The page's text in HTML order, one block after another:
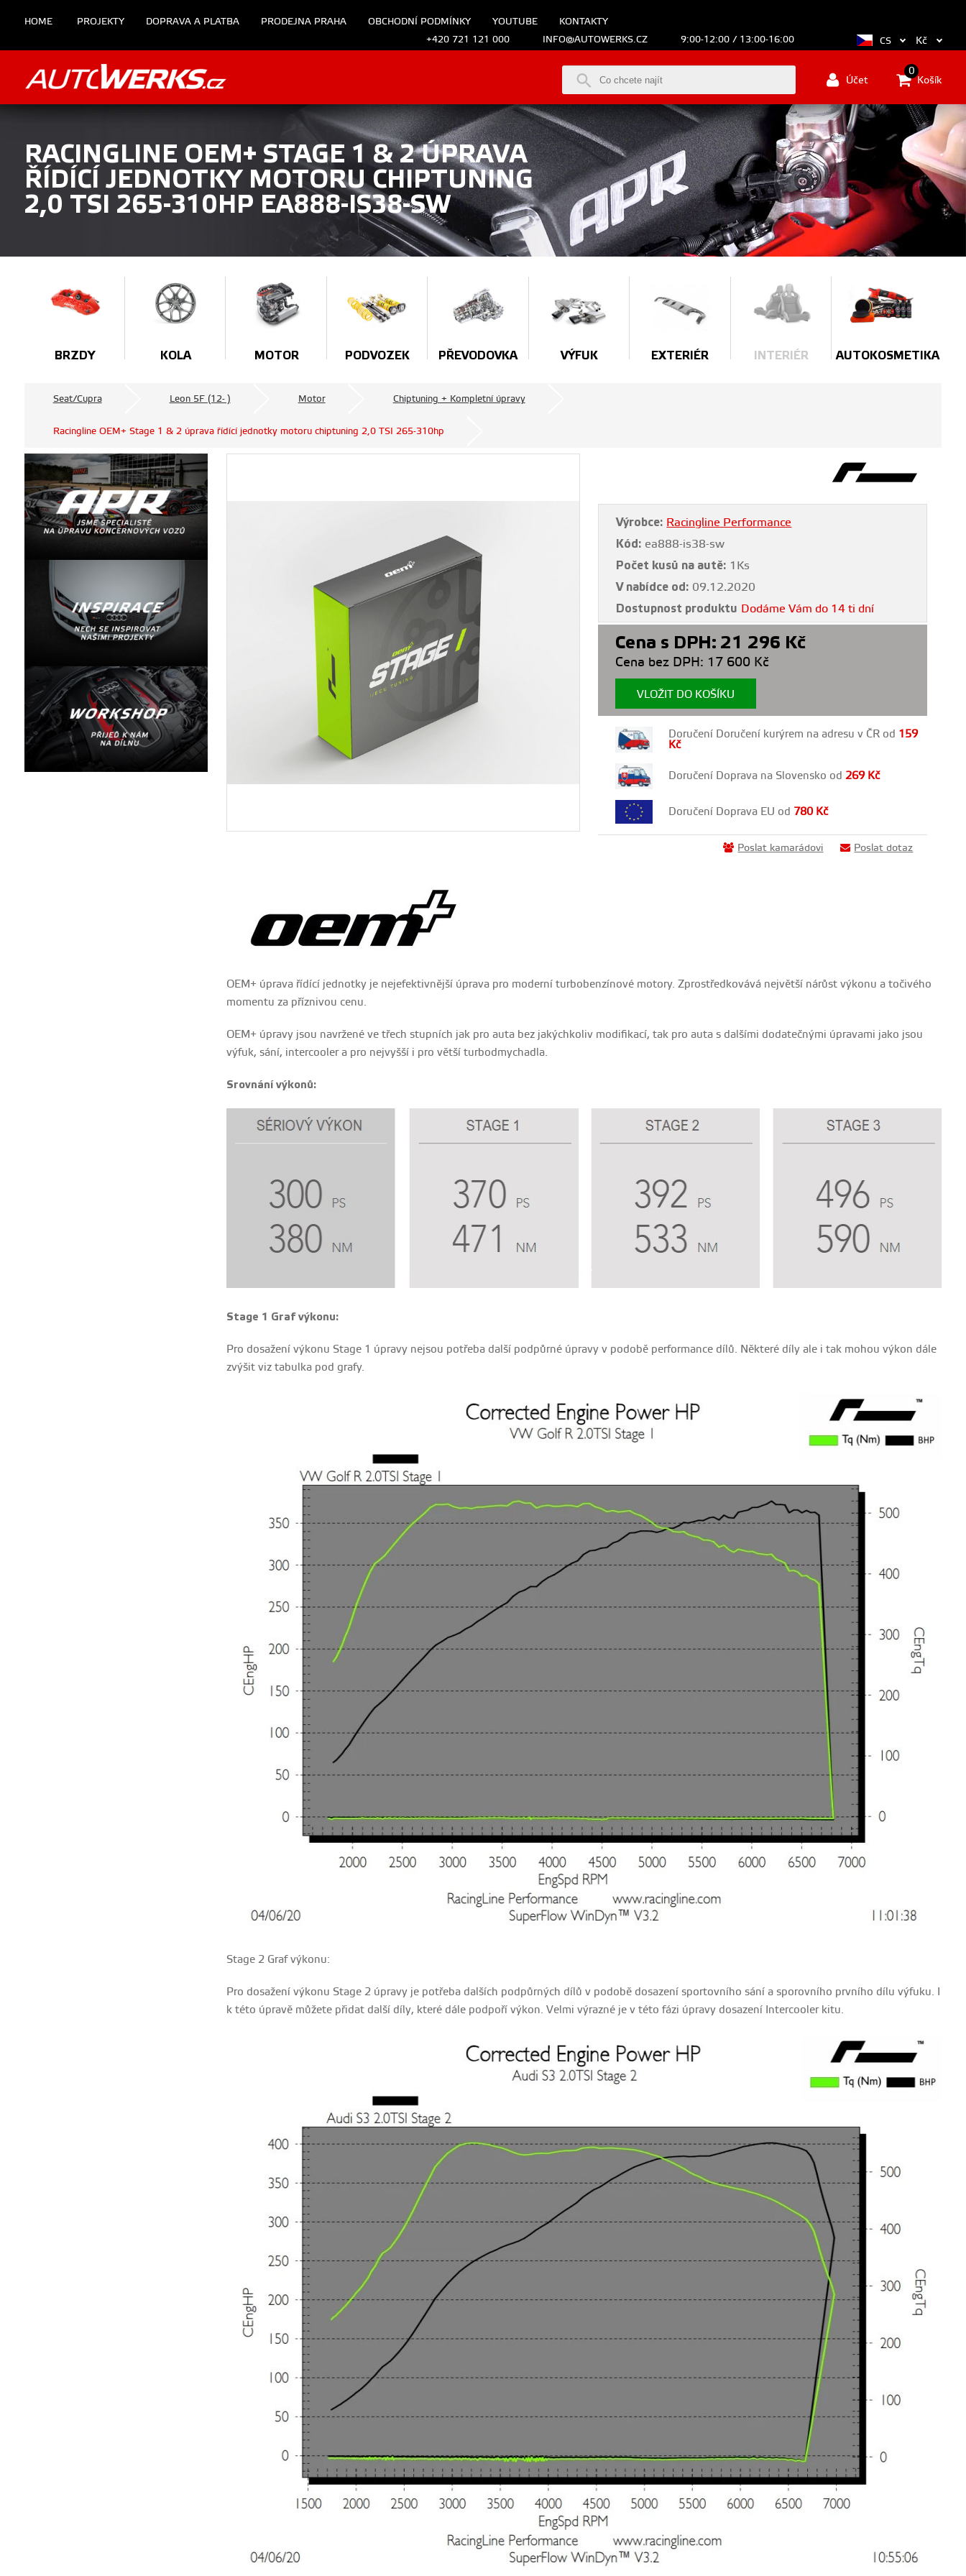
HOME PROJEKTY DOPRAVA A PLATBA PRODEJNA PRAHA OBCHODNÍ PODMÍNKY YOUTUBE
KONTAKTY
+420 721 121 000
INFO@AUTOWERKS.CZ 9:00-12:00 / 13:00-16:00 CS Kč
Účet Košík
0
RACINGLINE OEM+ STAGE 1 & 2 ÚPRAVA
ŘÍDÍCÍ JEDNOTKY MOTORU CHIPTUNING
2,0 TSI 265-310HP EA888-IS38-SW
BRZDY KOLA MOTOR PODVOZEK PŘEVODOVKA VÝFUK EXTERIÉR INTERIÉR AUTOKOSMETIKA
Seat/Cupra Leon 5F (12- ) Motor Chiptuning + Kompletní úpravy
Racingline OEM+ Stage 1 & 2 úprava řídící jednotky motoru chiptuning 2,0 TSI 265-310hp
Výrobce: Racingline Performance
Kód: ea888-is38-sw
Počet kusů na autě: 1Ks
V nabídce od: 09.12.2020
Dostupnost produktu Dodáme Vám do 14 ti dní
Cena s DPH: 21 296 Kč
Cena bez DPH: 17 600 Kč
VLOŽIT DO KOŠÍKU
Doručení Doručení kurýrem na adresu v ČR od 159
Kč
Doručení Doprava na Slovensko od269 Kč
Doručení Doprava EU od 780 Kč
Poslat kamarádovi Poslat dotaz
OEM+ úprava řídící jednotky je nejefektivnější úprava pro moderní turbobenzínové motory. Zprostředkovává největší nárůst výkonu a točivého
momentu za příznivou cenu.
OEM+ úpravy jsou navržené ve třech stupních jak pro auta bez jakýchkoliv modifikací, tak pro auta s dalšími dodatečnými úpravami jako jsou
výfuk, sání, intercooler a pro nejvyšší i pro větší turbodmychadla.
Srovnání výkonů:
Stage 1 Graf výkonu:
Pro dosažení výkonu Stage 1 úpravy nejsou potřeba další podpůrné úpravy v podobě performance dílů. Některé díly ale i tak mohou výkon dále
zvýšit viz tabulka pod grafy.
Stage 2 Graf výkonu:
Pro dosažení výkonu Stage 2 úpravy je potřeba dalších podpůrných dílů v podobě dosazení sportovního sání a sporovního prvního dílu výfuku. I
k této úpravě můžete přidat další díly, které dále podpoří výkon. Velmi výrazné je v této fázi úpravy dosazení Intercooler kitu.